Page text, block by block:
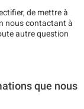
de mettre à
nous contactant à
autre question
que nous